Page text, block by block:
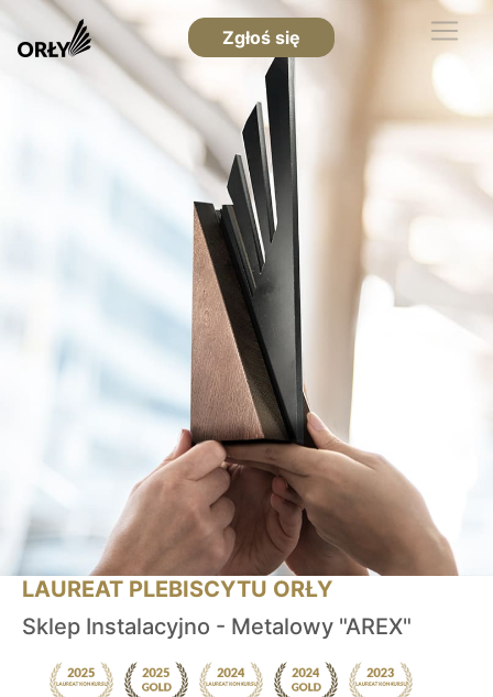
Zgłoś się
LAUREAT PLEBISCYTU ORŁY
Sklep Instalacyjno - Metalowy "AREX"